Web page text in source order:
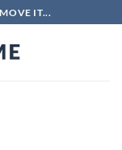
IT...